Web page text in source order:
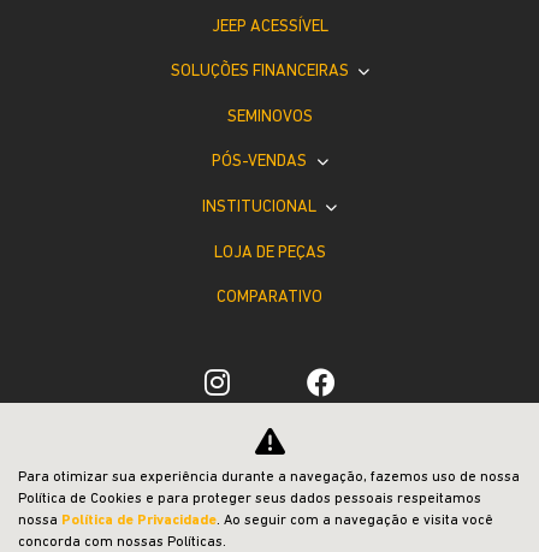
JEEP ACESSÍVEL
SOLUÇÕES FINANCEIRAS
SEMINOVOS
PÓS-VENDAS
INSTITUCIONAL
LOJA DE PEÇAS
COMPARATIVO
Desacelere. Seu bem maior é a vida.
Para otimizar sua experiência durante a navegação, fazemos uso de nossa
Política de Cookies e para proteger seus dados pessoais respeitamos
nossa Política de Privacidade. Ao seguir com a navegação e visita você
concorda com nossas Políticas.